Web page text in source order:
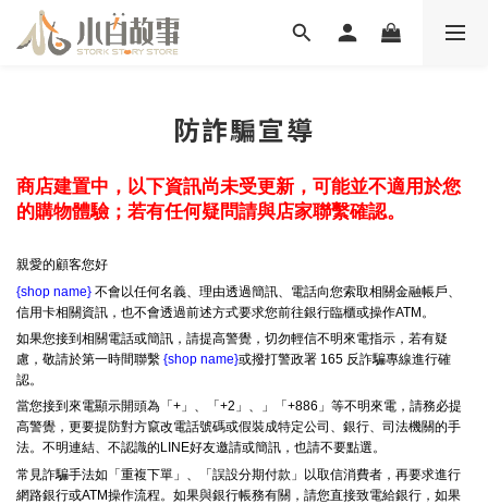
防詐騙宣導
商店建置中，以下資訊尚未受更新，可能並不適用於您
的購物體驗；若有任何疑問請與店家聯繫確認。
親愛的顧客您好
{shop name} 不會以任何名義、理由透過簡訊、電話向您索取相關金融帳戶、
信用卡相關資訊，也不會透過前述方式要求您前往銀行臨櫃或操作ATM。
如果您接到相關電話或簡訊，請提高警覺，切勿輕信不明來電指示，若有疑
慮，敬請於第一時間聯繫 {shop name}或撥打警政署 165 反詐騙專線進行確
認。
當您接到來電顯示開頭為「+」、「+2」、」「+886」等不明來電，請務必提
高警覺，更要提防對方竄改電話號碼或假裝成特定公司、銀行、司法機關的手
法。不明連結、不認識的LINE好友邀請或簡訊，也請不要點選。
常見詐騙手法如「重複下單」、「誤設分期付款」以取信消費者，再要求進行
網路銀行或ATM操作流程。如果與銀行帳務有關，請您直接致電給銀行，如果